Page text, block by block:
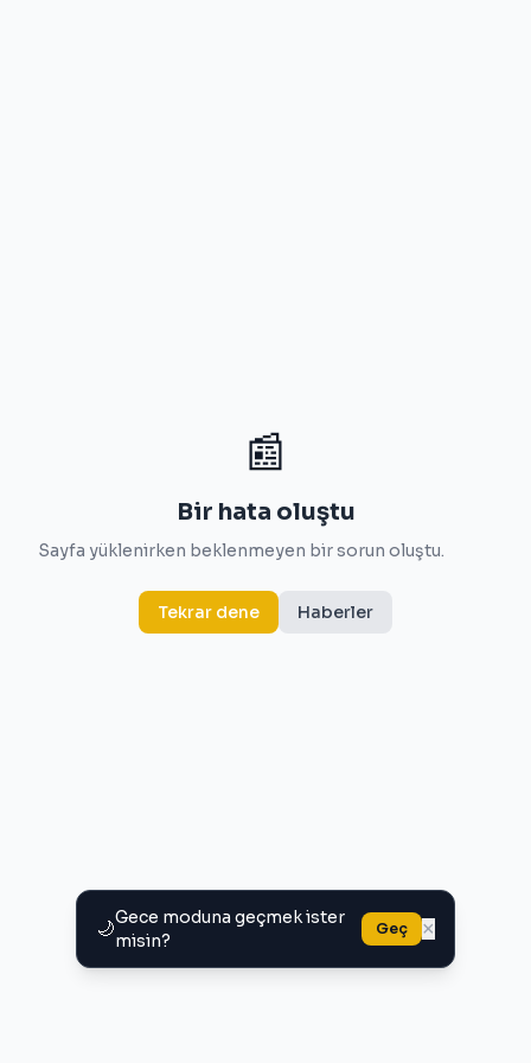
🌙Gece moduna geçmek ister
misin?
Geç ×
📰
Bir hata oluştu
Sayfa yüklenirken beklenmeyen bir sorun oluştu.
Tekrar dene Haberler